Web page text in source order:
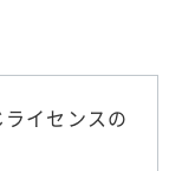
イセンスの